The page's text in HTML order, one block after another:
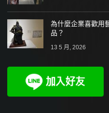
為什麼企業喜歡用
品？
13 5 月, 2026